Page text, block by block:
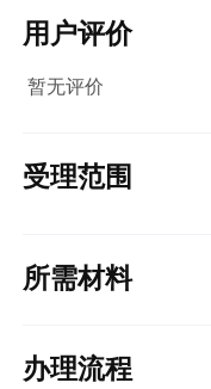
用户评价
暂无评价
受理范围
所需材料
办理流程